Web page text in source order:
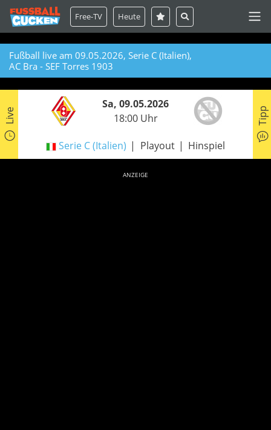
Free-TV Heute
Fußball live am 09.05.2026, Serie C (Italien),
AC Bra - SEF Torres 1903
Live
Sa, 09.05.2026
18:00 Uhr
Serie C (Italien) Playout Hinspiel
Tipp
ANZEIGE